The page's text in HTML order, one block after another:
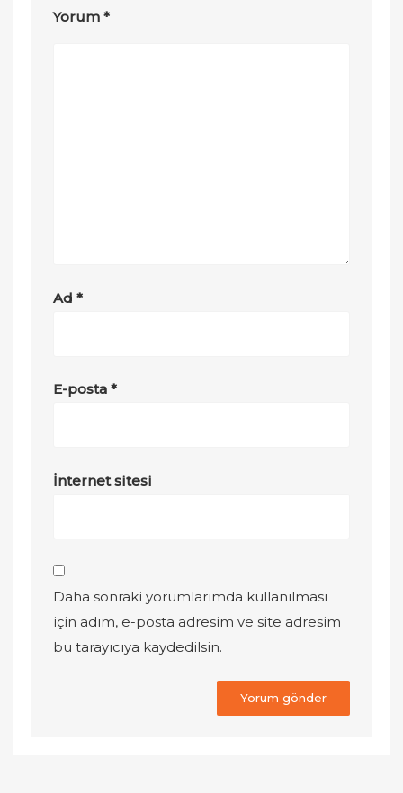
Yorum*
Ad*
E-posta*
İnternet sitesi
Daha sonraki yorumlarımda kullanılması
için adım, e-posta adresim ve site adresim
bu tarayıcıya kaydedilsin.